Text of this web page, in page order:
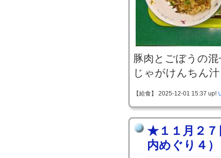
豚肉とごぼうの
じゃがけんちん
【給食】 2025-12-01 15:37 up!
★１１月２７
内めぐり４）